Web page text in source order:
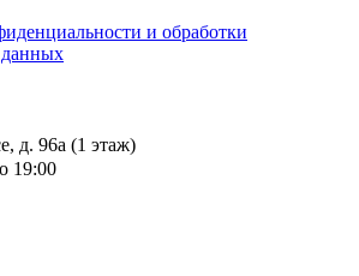
и обработки
д. 96а (1 этаж)
19:00